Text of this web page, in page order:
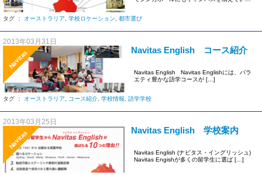
タグ ： オーストラリア, 学校ロケーション, 都市選び
2013年03月31日
Navitas Navitas English コース紹介
Navitas English Navitas Englishには、バラ
エティ豊かな語学コースが […]
タグ ： オーストラリア, コース紹介, 学校情報, 語学学校
2013年03月25日
Navitas Navitas English 学校案内
Navitas English (ナビタス・イングリッシュ)
Navitas Engishが多くの留学生に選ば […]